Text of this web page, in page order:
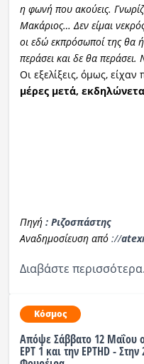
η φωνή που ακούεις.
Μακάριος… Δεν είμαι
οι εδώ εκπρόσωποί της θα
περάσει και δε θα
Οι εξελίξεις, όμως,
μέρες μετά,
Πηγή : Ριζοσπάστης
Αναδημοσίευση από ://
Διαβάστε
Κόσμος
Απόψε Σάββατο 12 Μαΐου ο
ΕΡΤ 1 και την ΕΡΤHD -